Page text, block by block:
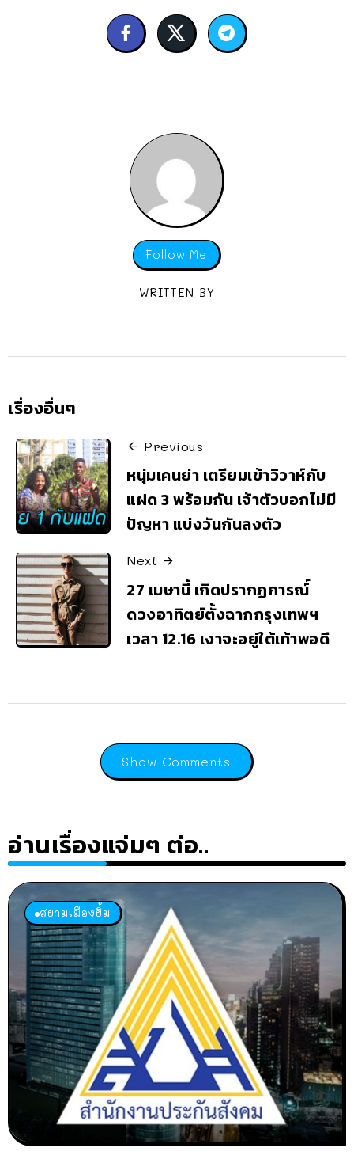
Follow Me
WRITTEN BY
เรื่องอื่นๆ
Previous
หนุ่มเคนย่า เตรียมเข้าวิวาห์กับ
แฝด 3 พร้อมกัน เจ้าตัวบอกไม่มี
ปัญหา แบ่งวันกันลงตัว
Next
27 เมษานี้ เกิดปรากฏการณ์์
ดวงอาทิตย์ตั้งฉากกรุงเทพฯ
เวลา 12.16 เงาจะอยู่ใต้เท้าพอดี
Show Comments
อ่านเรื่องแจ่มๆ ต่อ..
สยามเมืองยิ้ม